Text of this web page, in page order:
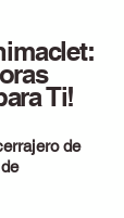
Ti!
de